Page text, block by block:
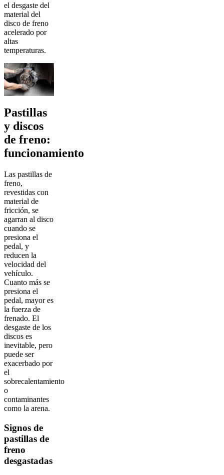
el desgaste del
material del
disco de freno
acelerado por
altas
temperaturas.
Pastillas
y discos
de freno:
funcionamiento
Las pastillas de
freno,
revestidas con
material de
fricción, se
agarran al disco
cuando se
presiona el
pedal, y
reducen la
velocidad del
vehículo.
Cuanto más se
presiona el
pedal, mayor es
la fuerza de
frenado. El
desgaste de los
discos es
inevitable, pero
puede ser
exacerbado por
el
sobrecalentamiento
o
contaminantes
como la arena.
Signos de
pastillas de
freno
desgastadas